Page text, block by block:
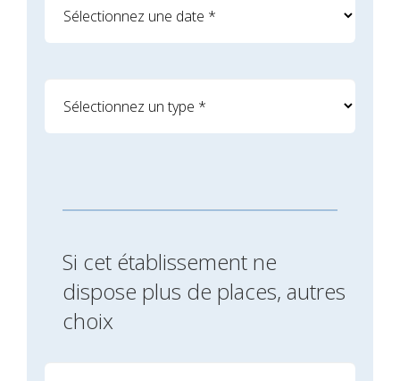
Si cet établissement ne
dispose plus de places, autres
choix